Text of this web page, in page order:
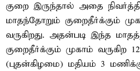
குறை இருந்தால் அதை
மாதந்தோறும் குறைதீர்க்கும்
வருகிறது. அதன்படி இந்த
குறைதீர்க்கும் முகாம் வருகிற
(புதன்கிழமை) மதியம் 3